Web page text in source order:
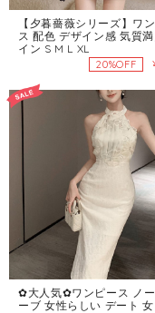
【夕暮薔薇シリーズ】ワ
ス 配色 デザイン感 気質
イン S M L XL
20%OFF
✿大人気✿ワンピース ノー
ーブ 女性らしい デート 女